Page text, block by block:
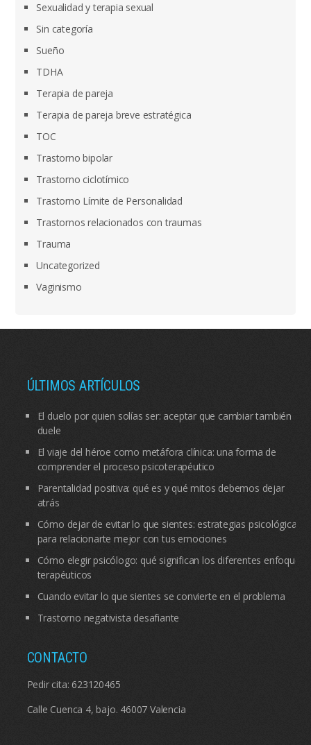
Sexualidad y terapia sexual
Sin categoría
Sueño
TDHA
Terapia de pareja
Terapia de pareja breve estratégica
TOC
Trastorno bipolar
Trastorno ciclotímico
Trastorno Límite de Personalidad
Trastornos relacionados con traumas
Trauma
Uncategorized
Vaginismo
ÚLTIMOS ARTÍCULOS
El duelo por quien solías ser: aceptar que cambiar también
duele
El viaje del héroe como metáfora clínica: una forma de
comprender el proceso psicoterapéutico
Parentalidad positiva: qué es y qué mitos debemos dejar
atrás
Cómo dejar de evitar lo que sientes: estrategias psicológicas
para relacionarte mejor con tus emociones
Cómo elegir psicólogo: qué significan los diferentes enfoques
terapéuticos
Cuando evitar lo que sientes se convierte en el problema
Trastorno negativista desafiante
CONTACTO
Pedir cita: 623120465
Calle Cuenca 4, bajo. 46007 Valencia